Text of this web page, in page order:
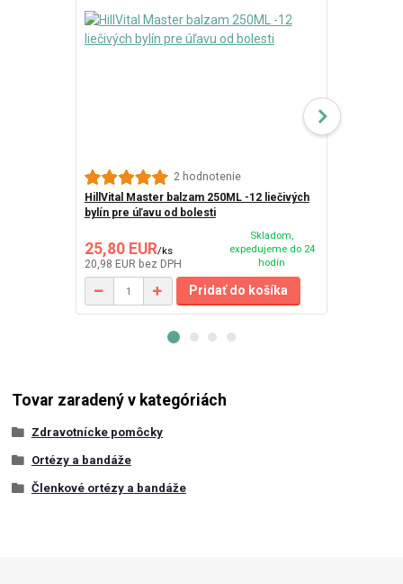
2 hodnotenie
HillVital Master balzam 250ML -12 liečivých
bylín pre úľavu od bolesti
25,80 EUR/ks
20,98 EUR bez DPH
Skladom,
expedujeme do 24
hodín
Pridať do košíka
Tovar zaradený v kategóriách
Zdravotnícke pomôcky
Ortézy a bandáže
Členkové ortézy a bandáže